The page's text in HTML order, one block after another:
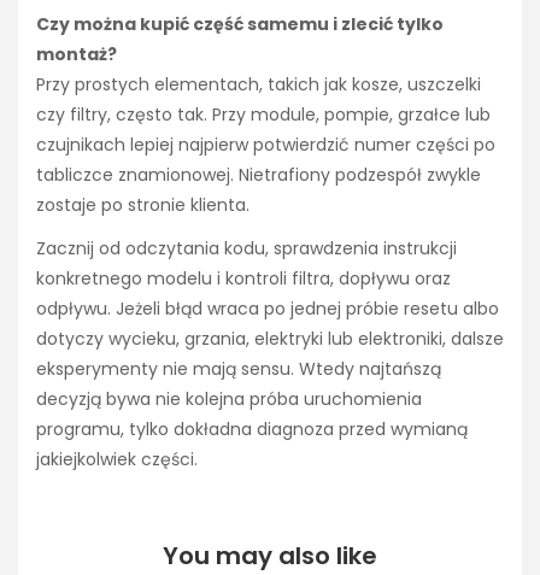
Czy można kupić część samemu i zlecić tylko
montaż?
Przy prostych elementach, takich jak kosze, uszczelki
czy filtry, często tak. Przy module, pompie, grzałce lub
czujnikach lepiej najpierw potwierdzić numer części po
tabliczce znamionowej. Nietrafiony podzespół zwykle
zostaje po stronie klienta.
Zacznij od odczytania kodu, sprawdzenia instrukcji
konkretnego modelu i kontroli filtra, dopływu oraz
odpływu. Jeżeli błąd wraca po jednej próbie resetu albo
dotyczy wycieku, grzania, elektryki lub elektroniki, dalsze
eksperymenty nie mają sensu. Wtedy najtańszą
decyzją bywa nie kolejna próba uruchomienia
programu, tylko dokładna diagnoza przed wymianą
jakiejkolwiek części.
You may also like